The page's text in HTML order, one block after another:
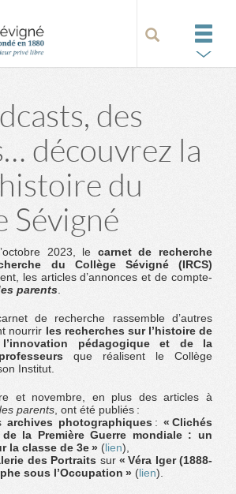
des
découvrez la
du
Sévigné
2023, le carnet de recherche
du Collège Sévigné (IRCS)
les articles d’annonces et de compte-
parents
de recherche rassemble d’autres
nourrir les recherches sur l’histoire de
l’innovation pédagogique et de la
que réalisent le Collège
Institut.
et novembre, en plus des articles à
parents , ont été publiés :
archives photographiques:« Clichés
la Première Guerre mondiale : un
la classe de 3e» (lien),
des Portraits sur« Véra Iger (1888-
sous l’Occupation » (lien).